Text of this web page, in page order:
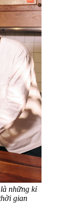
những kỉ
gian